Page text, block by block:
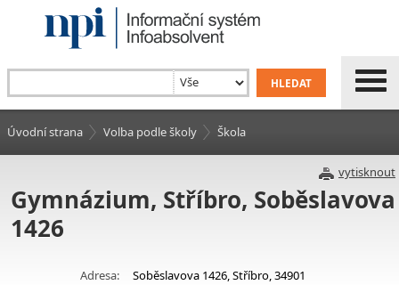
Úvodní strana Volba podle školy Škola
vytisknout
Gymnázium, Stříbro, Soběslavova
1426
Adresa:
Soběslavova 1426, Stříbro, 34901